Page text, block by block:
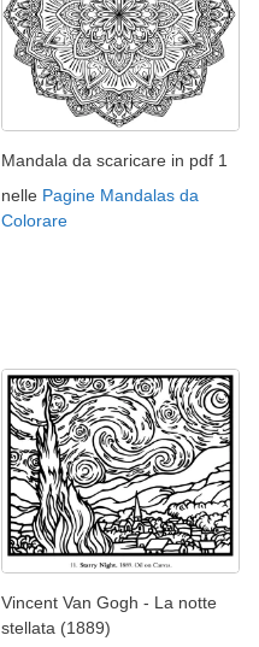
Mandala da scaricare in pdf 1
nelle Pagine Mandalas da
Colorare
Vincent Van Gogh - La notte
stellata (1889)